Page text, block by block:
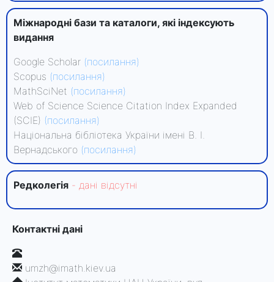
Міжнародні бази та каталоги, які індексують
видання
Google Scholar (посилання)
Scopus (посилання)
MathSciNet (посилання)
Web of Science Science Citation Index Expanded
(SCIE) (посилання)
Національна бібліотека України імені В. І.
Вернадського (посилання)
Редколегiя - данi вiдсутнi
Контактні дані
umzh@imath.kiev.ua